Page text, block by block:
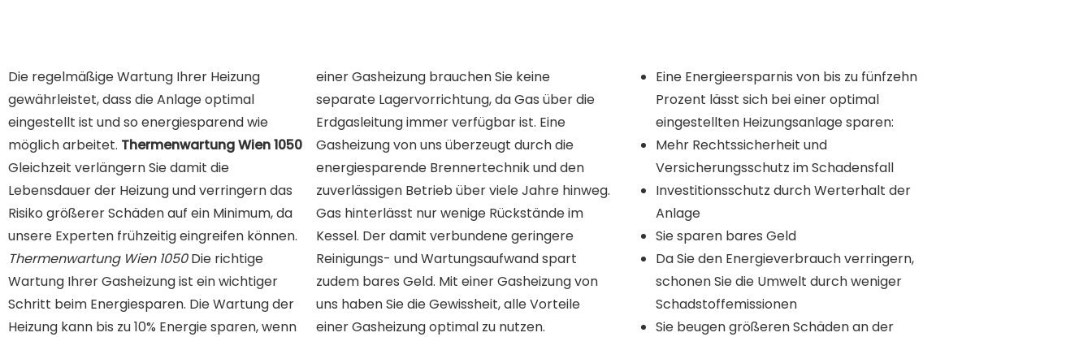
Die regelmäßige Wartung Ihrer Heizung
gewährleistet, dass die Anlage optimal
eingestellt ist und so energiesparend wie
möglich arbeitet. Thermenwartung Wien 1050
Gleichzeit verlängern Sie damit die
Lebensdauer der Heizung und verringern das
Risiko größerer Schäden auf ein Minimum, da
unsere Experten frühzeitig eingreifen können.
Thermenwartung Wien 1050Die richtige
Wartung Ihrer Gasheizung ist ein wichtiger
Schritt beim Energiesparen. Die Wartung der
Heizung kann bis zu 10% Energie sparen, wenn
einer Gasheizung brauchen Sie keine
separate Lagervorrichtung, da Gas über die
Erdgasleitung immer verfügbar ist. Eine
Gasheizung von uns überzeugt durch die
energiesparende Brennertechnik und den
zuverlässigen Betrieb über viele Jahre hinweg.
Gas hinterlässt nur wenige Rückstände im
Kessel. Der damit verbundene geringere
Reinigungs- und Wartungsaufwand spart
zudem bares Geld. Mit einer Gasheizung von
uns haben Sie die Gewissheit, alle Vorteile
einer Gasheizung optimal zu nutzen.
Eine Energieersparnis von bis zu fünfzehn
Prozent lässt sich bei einer optimal
eingestellten Heizungsanlage sparen:
Mehr Rechtssicherheit und
Versicherungsschutz im Schadensfall
Investitionsschutz durch Werterhalt der
Anlage
Sie sparen bares Geld
Da Sie den Energieverbrauch verringern,
schonen Sie die Umwelt durch weniger
Schadstoffemissionen
Sie beugen größeren Schäden an der